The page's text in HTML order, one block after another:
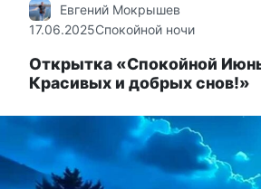
Евгений Мокрышев
17.06.2025Спокойной ночи
Открытка «Спокойной
Красивых и добрых снов!»